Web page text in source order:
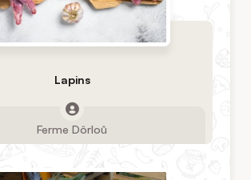
Lapins
Ferme Dôrloû